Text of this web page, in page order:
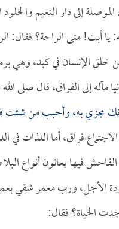
إلى دار النعيم والخلود
يا أبت! متى الراحة؟ فقال:
من خلق الإنسان في كبد،
مآله إلى الفراق، قال صلى
به، وأحبب من شئت
فراق، أما اللذات في
الفاحش فيها يعانون أنواع
الأجل، ورب معمر شقي
الحياة؟ فقال: